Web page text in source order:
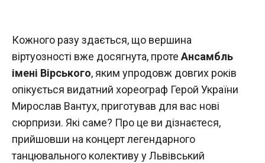
Кожного разу здається, що вершина
віртуозності вже досягнута, проте Ансамбль
імені Вірського, яким упродовж довгих років
опікується видатний хореограф Герой України
Мирослав Вантух, приготував для вас нові
сюрпризи. Які саме? Про це ви дізнаєтеся,
прийшовши на концерт легендарного
танцювального колективу у Львівський